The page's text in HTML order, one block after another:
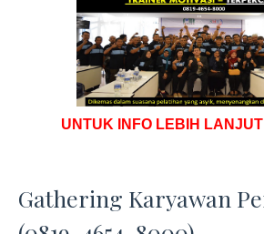
UNTUK INFO LEBIH LANJUT
Gathering Karyawan